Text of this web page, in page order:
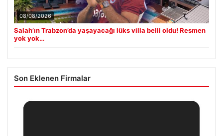
08/08/2026
Salah’ın Trabzon’da yaşayacağı lüks villa belli oldu! Resmen
yok yok…
Son Eklenen Firmalar